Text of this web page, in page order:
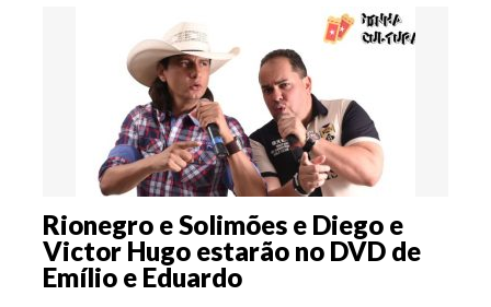
Rionegro e Solimões e Diego e
Victor Hugo estarão no DVD de
Emílio e Eduardo